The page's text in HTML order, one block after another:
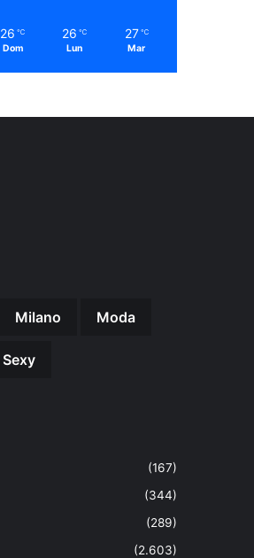
26 ℃
Dom
26 ℃
Lun
27 ℃
Mar
Milano Moda
Sexy
(167)
(344)
(289)
(2.603)